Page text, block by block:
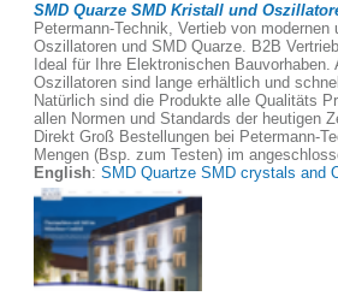
SMD Quarze SMD Kristall und
Petermann-Technik, Vertieb von modernen
Oszillatoren und SMD Quarze. B2B
Ideal für Ihre Elektronischen Bauvorhaben.
Oszillatoren sind lange erhältlich und
Natürlich sind die Produkte alle Qualitäts
allen Normen und Standards der heutigen
Direkt Groß Bestellungen bei Petermann-
Mengen (Bsp. zum Testen) im
English: SMD Quartze SMD crystals and